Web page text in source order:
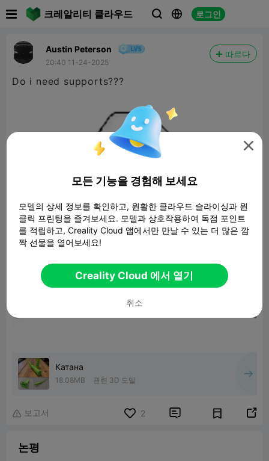
크레알리티 클라우드   로그인
Austin Peterson
20:40 11-24-2025
따르다
Do i need supports???
Катана
18.08MB 관련 3D 모델
 보고서 2  
논평

모든 기능을 경험해 보세요
모델의 상세 정보를 확인하고, 원활한 클라우드 슬라이싱과 원
클릭 프린팅을 즐겨보세요. 모델과 상호작용하여 독점 포인트
를 적립하고, Creality Cloud 앱에서만 만날 수 있는 더 많은 깜
짝 선물을 열어보세요!
Creality Cloud 에서 열기
취소